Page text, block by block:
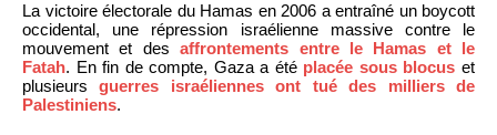
La victoire électorale du Hamas en 2006 a entraîné un boycott
occidental, une répression israélienne massive contre le
mouvement et desaffrontements entre le Hamas et le
Fatah. En fin de compte, Gaza a été placée sous blocus et
plusieursguerres israéliennes ont tué des milliers de
Palestiniens.